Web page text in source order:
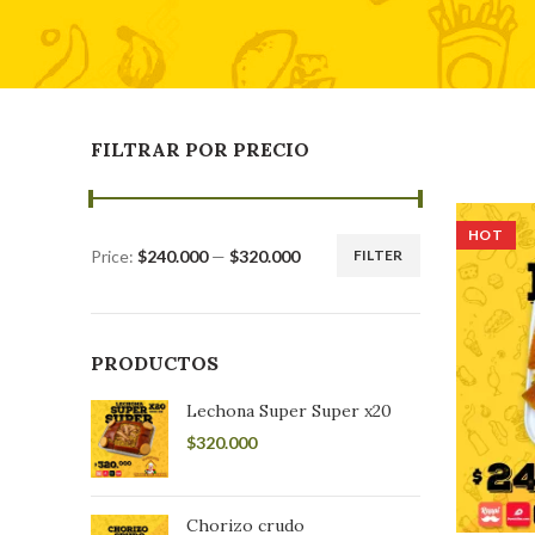
FILTRAR POR PRECIO
FILTER
Price: $240.000— $320.000
PRODUCTOS
Lechona Super Super x20
$320.000
Chorizo crudo
HOT